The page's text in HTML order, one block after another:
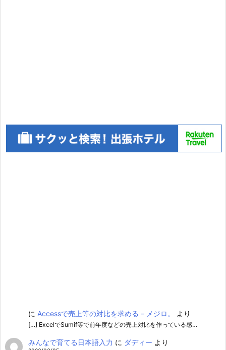
に Accessで売上等の対比を求める – メジロ。 より
[…] ExcelでSumif等で前年度などの売上対比を作っている感…
みんなで育てる日本語入力 に ダディー より